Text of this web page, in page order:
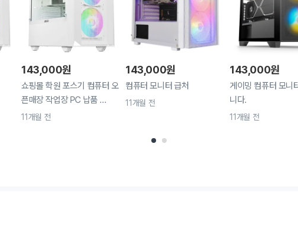
143,000원
쇼핑몰 학원 포스기 컴퓨터 오
픈매장 작업장 PC 납품 ...
11개월 전
143,000원
컴퓨터 모니터 급처
11개월 전
143,000원
게이밍 컴퓨터 모니
니다.
11개월 전